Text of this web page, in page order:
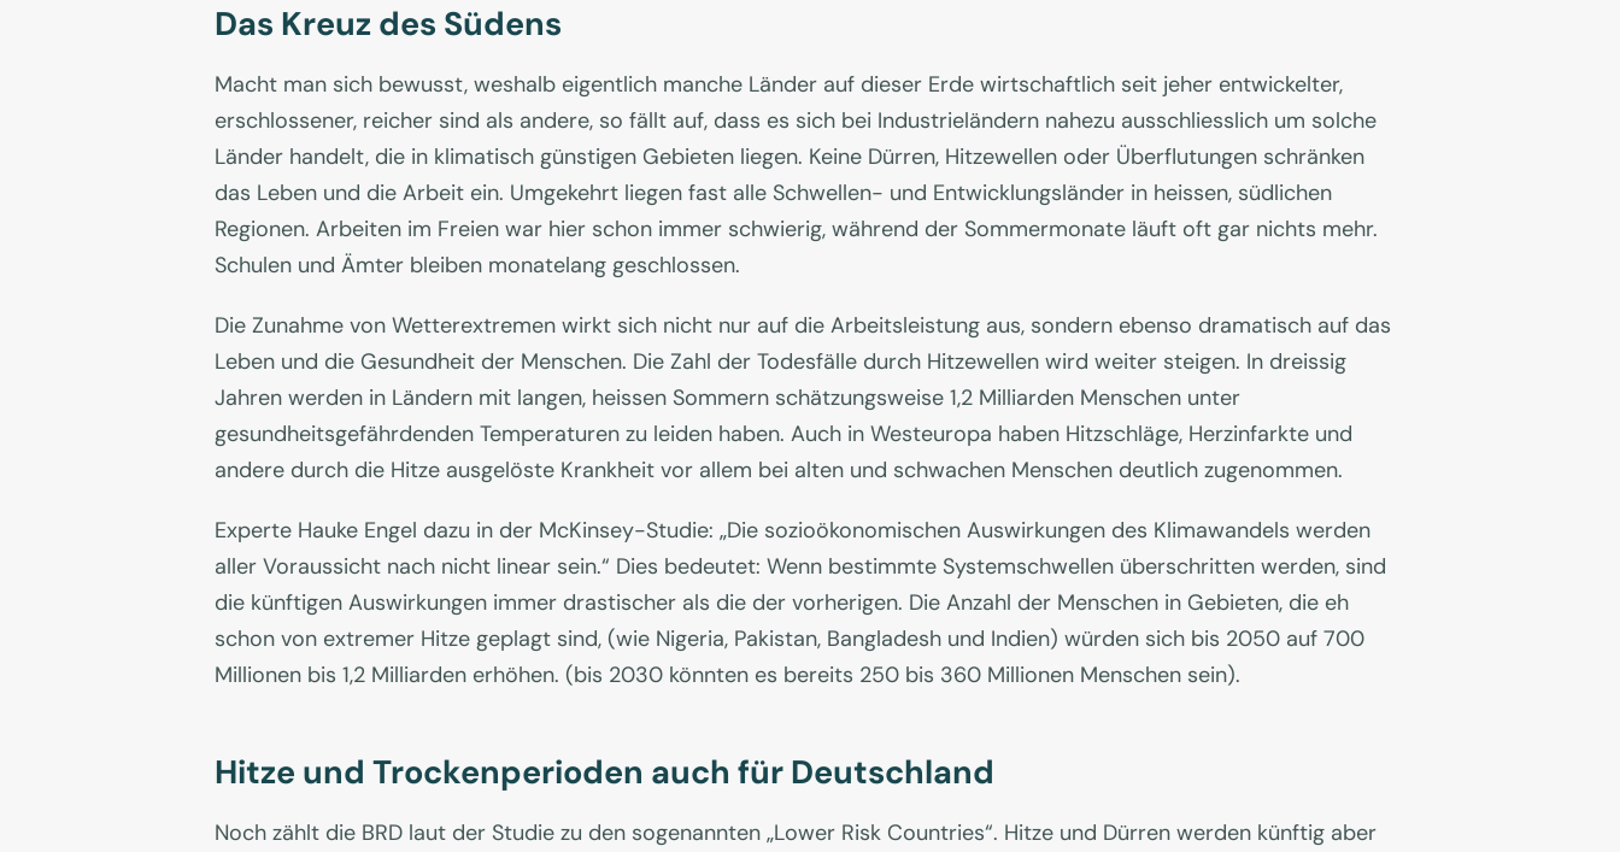
Das Kreuz des Südens
Macht man sich bewusst, weshalb eigentlich manche Länder auf dieser Erde wirtschaftlich seit jeher entwickelter,
erschlossener, reicher sind als andere, so fällt auf, dass es sich bei Industrieländern nahezu ausschliesslich um solche
Länder handelt, die in klimatisch günstigen Gebieten liegen. Keine Dürren, Hitzewellen oder Überflutungen schränken
das Leben und die Arbeit ein. Umgekehrt liegen fast alle Schwellen- und Entwicklungsländer in heissen, südlichen
Regionen. Arbeiten im Freien war hier schon immer schwierig, während der Sommermonate läuft oft gar nichts mehr.
Schulen und Ämter bleiben monatelang geschlossen.
Die Zunahme von Wetterextremen wirkt sich nicht nur auf die Arbeitsleistung aus, sondern ebenso dramatisch auf das
Leben und die Gesundheit der Menschen. Die Zahl der Todesfälle durch Hitzewellen wird weiter steigen. In dreissig
Jahren werden in Ländern mit langen, heissen Sommern schätzungsweise 1,2 Milliarden Menschen unter
gesundheitsgefährdenden Temperaturen zu leiden haben. Auch in Westeuropa haben Hitzschläge, Herzinfarkte und
andere durch die Hitze ausgelöste Krankheit vor allem bei alten und schwachen Menschen deutlich zugenommen.
Experte Hauke Engel dazu in der McKinsey-Studie: „Die sozioökonomischen Auswirkungen des Klimawandels werden
aller Voraussicht nach nicht linear sein.“ Dies bedeutet: Wenn bestimmte Systemschwellen überschritten werden, sind
die künftigen Auswirkungen immer drastischer als die der vorherigen. Die Anzahl der Menschen in Gebieten, die eh
schon von extremer Hitze geplagt sind, (wie Nigeria, Pakistan, Bangladesh und Indien) würden sich bis 2050 auf 700
Millionen bis 1,2 Milliarden erhöhen. (bis 2030 könnten es bereits 250 bis 360 Millionen Menschen sein).
Hitze und Trockenperioden auch für Deutschland
Noch zählt die BRD laut der Studie zu den sogenannten „Lower Risk Countries“. Hitze und Dürren werden künftig aber